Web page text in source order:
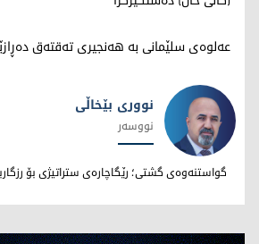
عەلوەی سلێمانی بە هەنجیری تەقتەق
نووری بێخاڵی
نووری بێخاڵی
نووسەر
گواستنەوەی گشتی؛ رێگاچارەی ستراتیژی بۆ